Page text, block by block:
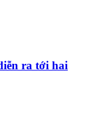
ra tới hai